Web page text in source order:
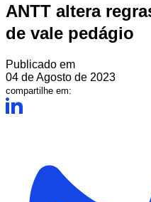
ANTT altera
de vale pedágio
Publicado em
04 de Agosto de 2023
compartilhe em: